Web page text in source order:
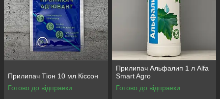
Прилипач Тіон 10 мл Кіссон
Готово до відправки
Прилипач Альфалип 1 л Alfa
Smart Agro
Готово до відправки